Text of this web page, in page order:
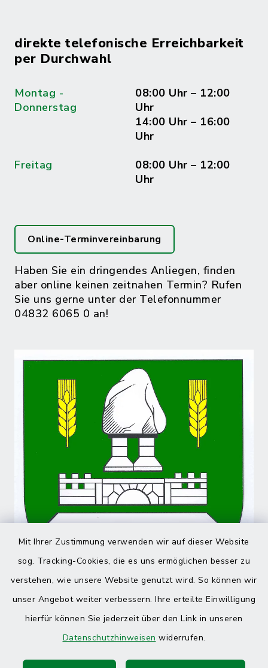
Mit Ihrer Zustimmung verwenden wir auf dieser Website
sog. Tracking-Cookies, die es uns ermöglichen besser zu
verstehen, wie unsere Website genutzt wird. So können wir
unser Angebot weiter verbessern. Ihre erteilte Einwilligung
hierfür können Sie jederzeit über den Link in unseren
Datenschutzhinweisen widerrufen.
direkte telefonische Erreichbarkeit
per Durchwahl
Montag -
Donnerstag
08:00 Uhr – 12:00
Uhr
14:00 Uhr – 16:00
Uhr
Freitag
08:00 Uhr – 12:00
Uhr
Online-Terminvereinbarung
Haben Sie ein dringendes Anliegen, finden
aber online keinen zeitnahen Termin? Rufen
Sie uns gerne unter der Telefonnummer
04832 6065 0 an!